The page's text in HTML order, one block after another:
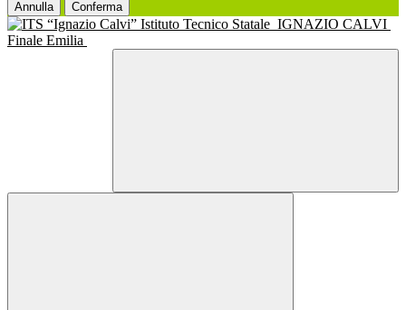
Annulla Conferma
Istituto Tecnico Statale IGNAZIO CALVI
Finale Emilia